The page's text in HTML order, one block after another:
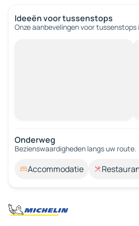
Ideeën voor tussenstops
Onze aanbevelingen voor
Onderweg
Bezienswaardigheden langs uw route.
Accommodatie